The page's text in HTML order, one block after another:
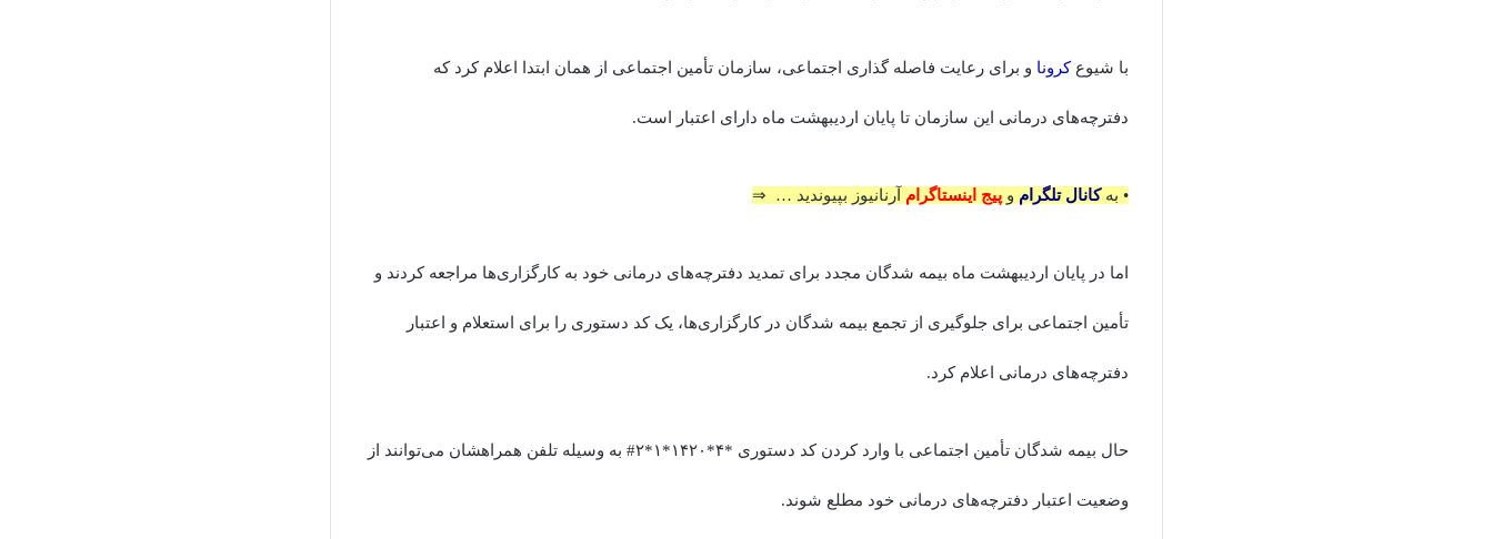
با شیوعکرونا و برای رعایت فاصله گذاری اجتماعی، سازمان تأمین اجتماعی از همان ابتدا اعلام کرد که
دفترچه‌های درمانی این سازمان تا پایان اردیبهشت ماه دارای اعتبار است.
• بهکانال تلگرام و پیج اینستاگرام آرنانیوز بپیوندید … ⇒
اما در پایان اردیبهشت ماه بیمه شدگان مجدد برای تمدید دفترچه‌های درمانی خود به کارگزاری‌ها مراجعه کردند و
تأمین اجتماعی برای جلوگیری از تجمع بیمه شدگان در کارگزاری‌ها، یک کد دستوری را برای استعلام و اعتبار
دفترچه‌های درمانی اعلام کرد.
حال بیمه شدگان تأمین اجتماعی با وارد کردن کد دستوری *۴*۱۴۲۰*۱*۲# به وسیله تلفن همراهشان می‌توانند از
وضعیت اعتبار دفترچه‌های درمانی خود مطلع شوند.